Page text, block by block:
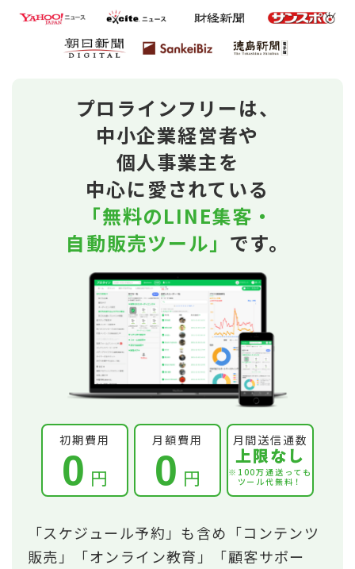
プロラインフリーは、
中小企業経営者や
個人事業主を
中心に愛されている
「無料のLINE集客・
自動販売ツール」 です。
初期費用
0 円
月額費用
0 円
月間送信通数
上限なし
※100万通送っても
ツール代無料！
「スケジュール予約」も含め「コンテンツ
販売」「オンライン教育」「顧客サポー